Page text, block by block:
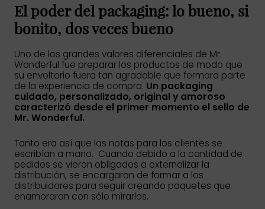
El poder del packaging: lo bueno, si
bonito, dos veces bueno
Uno de los grandes valores diferenciales de Mr.
Wonderful fue preparar los productos de modo que
su envoltorio fuera tan agradable que formara parte
de la experiencia de compra. Un packaging
cuidado, personalizado, original y amoroso
caracterizó desde el primer momento el sello de
Mr. Wonderful.
Tanto era así que las notas para los clientes se
escribían a mano. Cuando debido a la cantidad de
pedidos se vieron obligados a externalizar la
distribución, se encargaron de formar a los
distribuidores para seguir creando paquetes que
enamoraran con sólo mirarlos.